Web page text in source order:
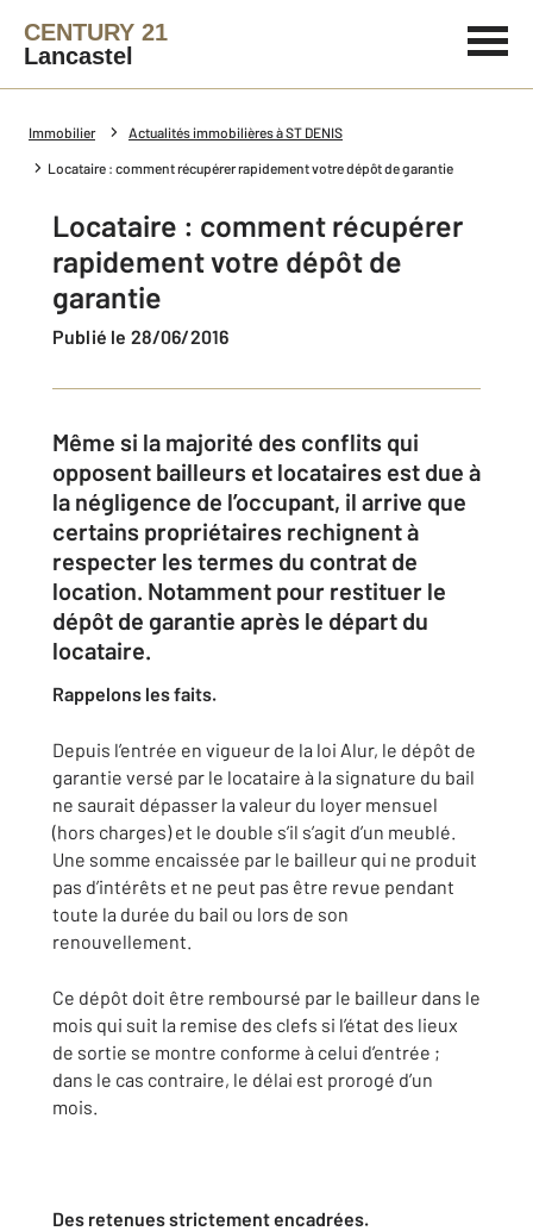
CENTURY 21
Lancastel
Immobilier Actualités immobilières à ST DENIS
Locataire : comment récupérer rapidement votre dépôt de garantie
Locataire : comment récupérer
rapidement votre dépôt de
garantie
Publié le 28/06/2016
Même si la majorité des conflits qui
opposent bailleurs et locataires est due à
la négligence de l’occupant, il arrive que
certains propriétaires rechignent à
respecter les termes du contrat de
location. Notamment pour restituer le
dépôt de garantie après le départ du
locataire.
Rappelons les faits.
Depuis l’entrée en vigueur de la loi Alur, le dépôt de
garantie versé par le locataire à la signature du bail
ne saurait dépasser la valeur du loyer mensuel
(hors charges) et le double s’il s’agit d’un meublé.
Une somme encaissée par le bailleur qui ne produit
pas d’intérêts et ne peut pas être revue pendant
toute la durée du bail ou lors de son
renouvellement.
Ce dépôt doit être remboursé par le bailleur dans le
mois qui suit la remise des clefs si l’état des lieux
de sortie se montre conforme à celui d’entrée ;
dans le cas contraire, le délai est prorogé d’un
mois.
Des retenues strictement encadrées.